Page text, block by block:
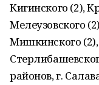
Кигинского (2),
Мелеузовского
Мишкинского (2),
районов, г.